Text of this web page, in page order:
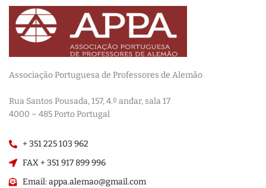
Associação Portuguesa de Professores de Alemão
Rua Santos Pousada, 157, 4.º andar, sala 17———————–
4000 – 485 Porto Portugal
+ 351 225 103 962
FAX + 351 917 899 996
Email: appa.alemao@gmail.com